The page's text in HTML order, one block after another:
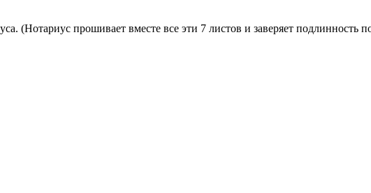
(Нотариус прошивает вместе все эти 7 листов и заверяет подлинность